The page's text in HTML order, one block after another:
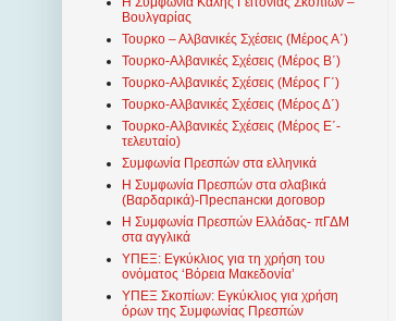
Βουλγαρίας
Τουρκο – Αλβανικές Σχέσεις (Mέρος Α΄)
Τουρκο-Αλβανικές Σχέσεις (Μέρος Β΄)
Τουρκο-Αλβανικές Σχέσεις (Μέρος Γ΄)
Τουρκο-Αλβανικές Σχέσεις (Μέρος Δ΄)
Τουρκο-Αλβανικές Σχέσεις (Μέρος Ε΄-
τελευταίο)
Συμφωνία Πρεσπών στα ελληνικά
Η Συμφωνία Πρεσπών στα σλαβικά
(Βαρδαρικά)-Преспански договор
Η Συμφωνία Πρεσπών Ελλάδας- πΓΔΜ
στα αγγλικά
ΥΠΕΞ: Εγκύκλιος για τη χρήση του
ονόματος ‘Βόρεια Μακεδονία’
ΥΠΕΞ Σκοπίων: Εγκύκλιος για χρήση
όρων της Συμφωνίας Πρεσπών